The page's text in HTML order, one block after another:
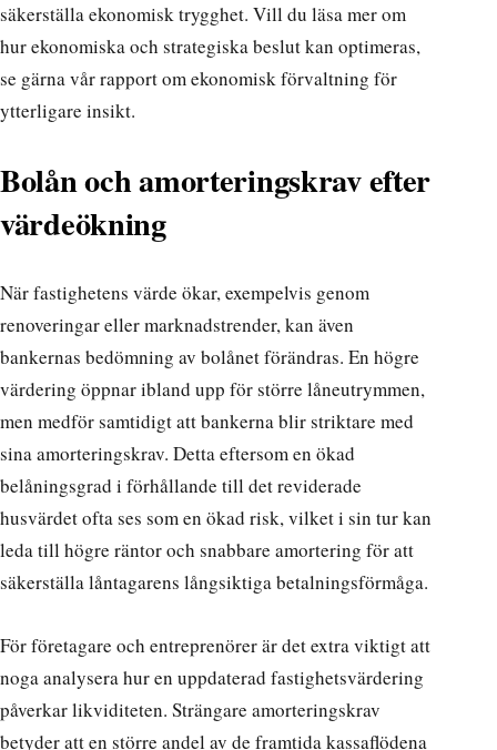
säkerställa ekonomisk trygghet. Vill du läsa mer om
hur ekonomiska och strategiska beslut kan optimeras,
se gärna vårrapport om ekonomisk förvaltning för
ytterligare insikt.
Bolån och amorteringskrav efter
värdeökning
När fastighetens värde ökar, exempelvis genom
renoveringar eller marknadstrender, kan även
bankernas bedömning av bolånet förändras. En högre
värdering öppnar ibland upp för större låneutrymmen,
men medför samtidigt att bankerna blir striktare med
sina amorteringskrav. Detta eftersom en ökad
belåningsgrad i förhållande till det reviderade
husvärdet ofta ses som en ökad risk, vilket i sin tur kan
leda till högre räntor och snabbare amortering för att
säkerställa låntagarens långsiktiga betalningsförmåga.
För företagare och entreprenörer är det extra viktigt att
noga analysera hur en uppdaterad fastighetsvärdering
påverkar likviditeten. Strängare amorteringskrav
betyder att en större andel av de framtida kassaflödena